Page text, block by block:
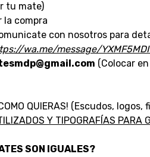
tu mate)
la compra
con nosotros para
wa.me/message/
(Colocar
COMO QUIERAS! (Escudos,
Y TIPOGRAFÍAS PARA
SON IGUALES?